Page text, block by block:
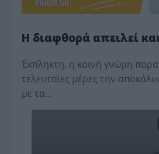
Η διαφθορά απειλεί
Έκπληκτη, η κοινή γνώμη
τελευταίες μέρες την
με τα…